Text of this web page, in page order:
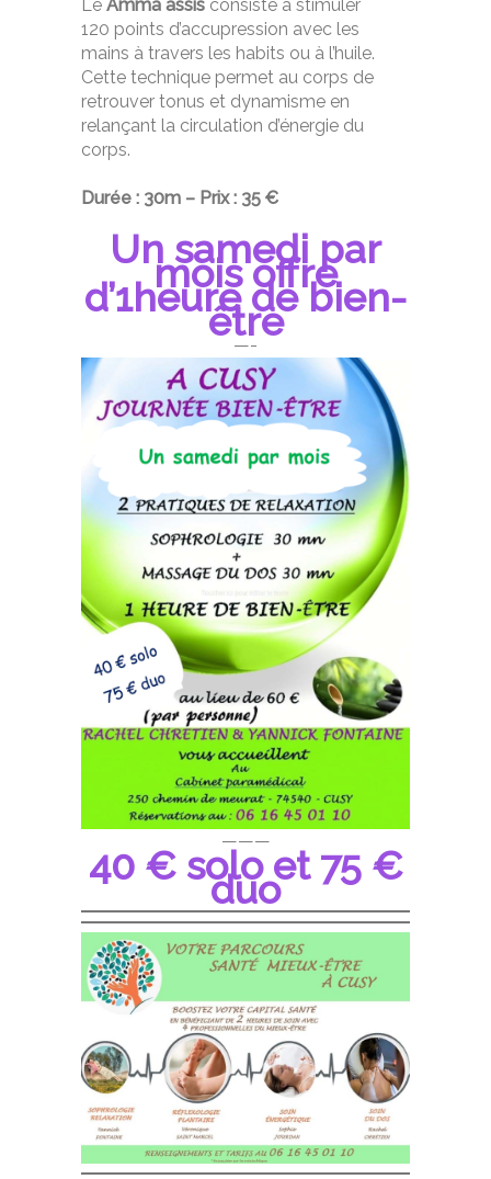
Le Amma assis consiste à stimuler
120 points d’accupression avec les
mains à travers les habits ou à l’huile.
Cette technique permet au corps de
retrouver tonus et dynamisme en
relançant la circulation d’énergie du
corps.
Durée : 30m – Prix : 35 €
Un samedi par
mois offre
d’1heure de bien-
être
—-
———
40 € solo et 75 €
duo